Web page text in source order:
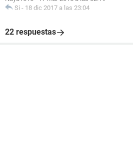
Si - 18 dic 2017 a las 23:04
22 respuestas